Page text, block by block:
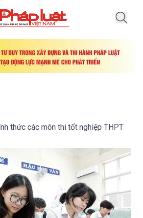
thức các môn thi tốt nghiệp THPT